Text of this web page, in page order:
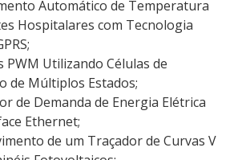
Automático de Temperatura
Hospitalares com Tecnologia
PWM Utilizando Células de
de Múltiplos Estados;
de Demanda de Energia Elétrica
Ethernet;
de um Traçador de Curvas V